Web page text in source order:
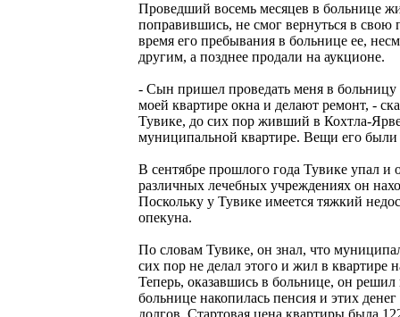
Проведший восемь месяцев в больнице
поправившись, не смог вернуться в
время его пребывания в больнице ее,
другим, а позднее продали на аукционе.
- Сын пришел проведать меня в больницу
моей квартире окна и делают ремонт, -
Тувике, до сих пор живший в Кохтла-
муниципальной квартире. Вещи его были
В сентябре прошлого года Тувике упал и
различных лечебных учреждениях он
Поскольку у Тувике имеется тяжкий
опекуна.
По словам Тувике, он знал, что
сих пор не делал этого и жил в квартире
Теперь, оказавшись в больнице, он
больнице накопилась пенсия и этих
долгов. Стартовая цена квартиры была